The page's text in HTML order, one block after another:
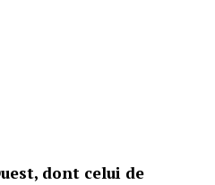
dont celui de